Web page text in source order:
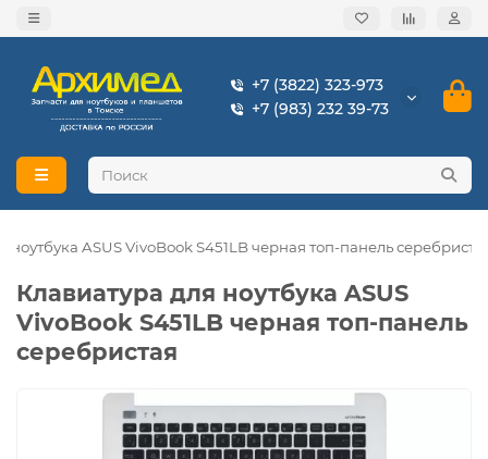
+7 (3822) 323-973
+7 (983) 232 39-73
ноутбука ASUS VivoBook S451LB черная топ-панель
Клавиатура для ноутбука ASUS
VivoBook S451LB черная топ-панель
серебристая